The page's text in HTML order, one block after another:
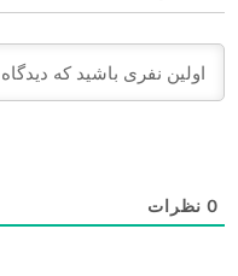
0 نظرات